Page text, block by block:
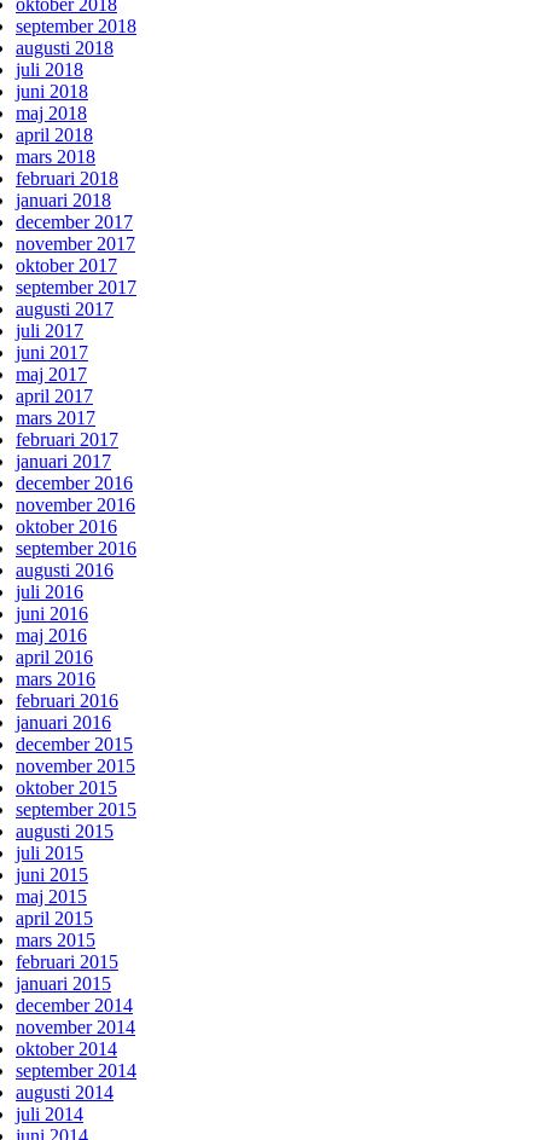
oktober 2018
september 2018
augusti 2018
juli 2018
juni 2018
maj 2018
april 2018
mars 2018
februari 2018
januari 2018
december 2017
november 2017
oktober 2017
september 2017
augusti 2017
juli 2017
juni 2017
maj 2017
april 2017
mars 2017
februari 2017
januari 2017
december 2016
november 2016
oktober 2016
september 2016
augusti 2016
juli 2016
juni 2016
maj 2016
april 2016
mars 2016
februari 2016
januari 2016
december 2015
november 2015
oktober 2015
september 2015
augusti 2015
juli 2015
juni 2015
maj 2015
april 2015
mars 2015
februari 2015
januari 2015
december 2014
november 2014
oktober 2014
september 2014
augusti 2014
juli 2014